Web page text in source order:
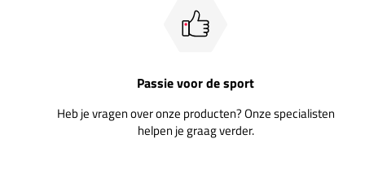
Passie voor de sport
Heb je vragen over onze producten? Onze specialisten
helpen je graag verder.